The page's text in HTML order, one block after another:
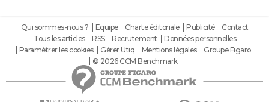
Qui sommes-nous ? Equipe Charte éditoriale Publicité
Contact
Tous les articles
RSS Recrutement
Données personnelles
Paramétrer les cookies
Gérer Utiq Mentions légales
Groupe Figaro
© 2026 CCM Benchmark